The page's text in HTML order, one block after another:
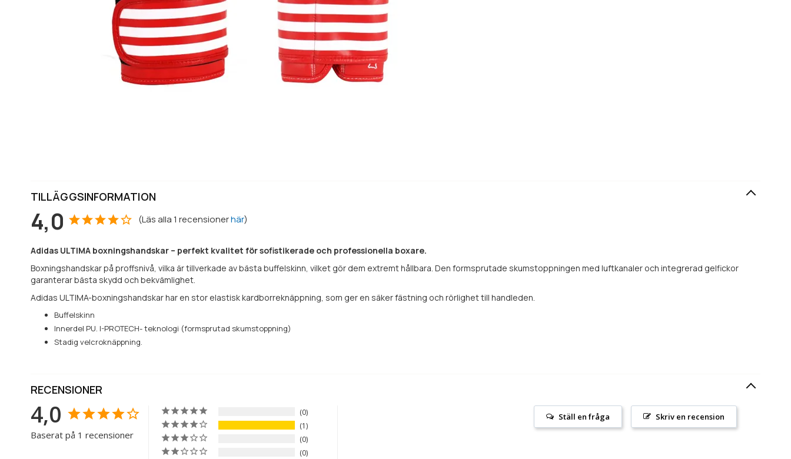
TILLÄGGSINFORMATION
4,0 (Läs alla1 recensionerhär)
Adidas ULTIMA boxningshandskar – perfekt kvalitet för sofistikerade och professionella boxare.
Boxningshandskar på proffsnivå, vilka är tillverkade av bästa buffelskinn, vilket gör dem extremt hållbara. Den formsprutade skumstoppningen med luftkanaler och integrerad gelfickor
garanterar bästa skydd och bekvämlighet.
Adidas ULTIMA-boxningshandskar har en stor elastisk kardborreknäppning, som ger en säker fästning och rörlighet till handleden.
Buffelskinn
Innerdel PU. I-PROTECH- teknologi (formsprutad skumstoppning)
Stadig velcroknäppning.
RECENSIONER
4,0
Baserat på 1 recensioner
0
1
0
0
Skriv en recension
Ställ en fråga